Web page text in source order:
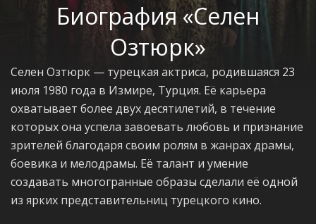
Биография «Селен
Озтюрк»
Селен Озтюрк — турецкая актриса, родившаяся 23
июля 1980 года в Измире, Турция. Её карьера
охватывает более двух десятилетий, в течение
которых она успела завоевать любовь и признание
зрителей благодаря своим ролям в жанрах драмы,
боевика и мелодрамы. Её талант и умение
создавать многогранные образы сделали её одной
из ярких представительниц турецкого кино.